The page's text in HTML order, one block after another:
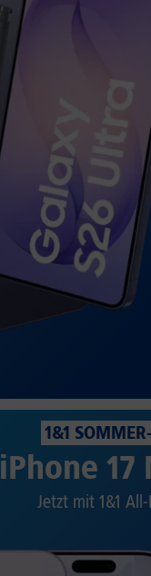
1&1
iPhone
Jetzt mit 1&1